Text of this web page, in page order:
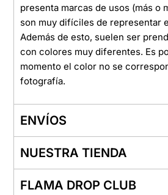
presenta marcas de usos (más o
son muy difíciles de representar
Además de esto, suelen ser
con colores muy diferentes. Es
momento el color no se
fotografía.
ENVÍOS
NUESTRA TIENDA
FLAMA DROP CLUB